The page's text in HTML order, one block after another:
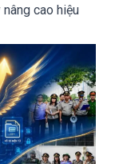
cao hiệu